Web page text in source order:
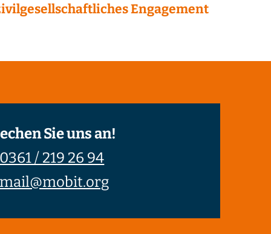
Engagement
Sie uns an!
0361 / 219 26 94
mail@mobit.org